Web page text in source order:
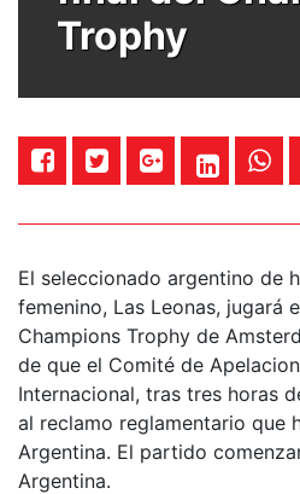
Trophy
El seleccionado argentino de
femenino, Las Leonas, jugará
Champions Trophy de
de que el Comité de
Internacional, tras tres horas
al reclamo reglamentario que
Argentina. El partido
Argentina.